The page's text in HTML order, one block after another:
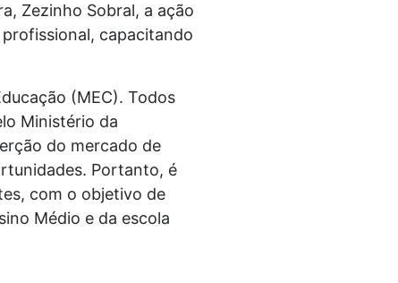
Zezinho Sobral, a ação
capacitando
(MEC). Todos
Ministério da
do mercado de
Portanto, é
com o objetivo de
Médio e da escola